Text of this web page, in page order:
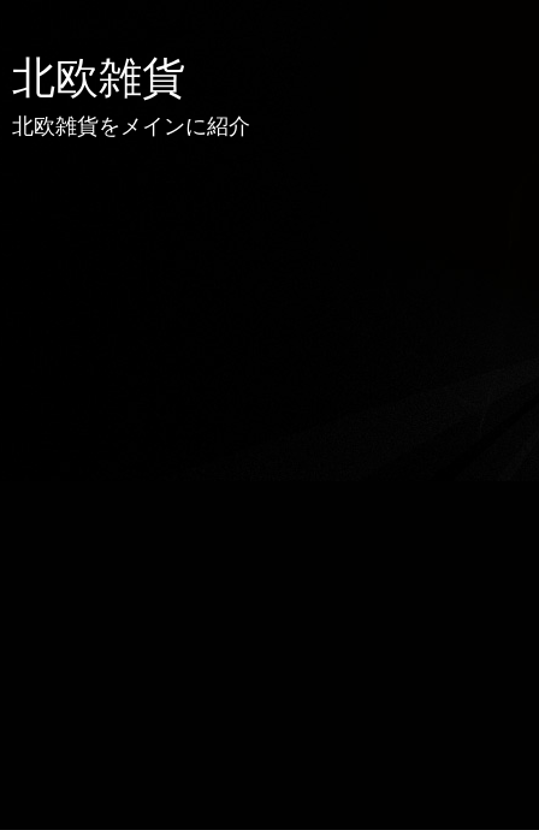
北欧雑貨
北欧雑貨をメインに紹介